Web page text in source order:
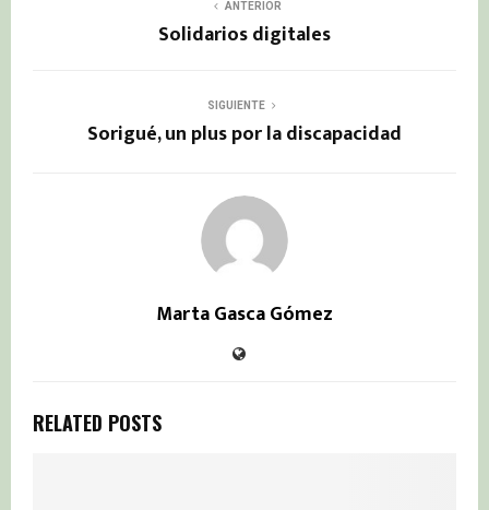
ANTERIOR
Solidarios digitales
SIGUIENTE
Sorigué, un plus por la discapacidad
Marta Gasca Gómez
RELATED POSTS